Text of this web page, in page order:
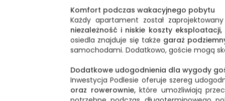
Komfort podczas wakacyjnego pobytu
Każdy apartament został
niezależność i niskie koszty eksploatacji,
osiedla znajduje się także garaż
samochodami. Dodatkowo, goście mogą
Dodatkowe udogodnienia dla wygody
Inwestycja Podlesie oferuje szereg
oraz rowerownie,które umożliwiają